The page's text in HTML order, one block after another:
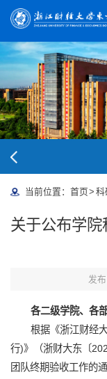
当前位置： 首页> 科
关于公布学
发
各二级学院、各部
根据《浙江财经
行)》（浙财大东〔
团队终期验收工作的